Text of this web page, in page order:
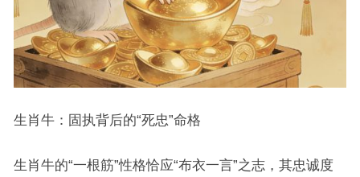
生肖牛：固执背后的“死忠”命格
生肖牛的“一根筋”性格恰应“布衣一言”之志，其忠诚度